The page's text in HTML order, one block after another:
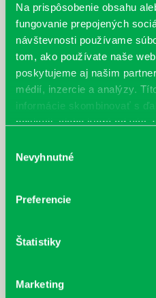
Na prispôsobenie obsahu
fungovanie prepojených
návštevnosti používame
tom, ako používate naše
poskytujeme aj našim
médií, inzercie a analýzy.
informácie skombinovať s
poskytli, alebo ktoré od vás
súhlasu
Nevyhnutné
Preferencie
Štatistiky
Marketing
cyklistu modernej doby:
nezastaviteľný